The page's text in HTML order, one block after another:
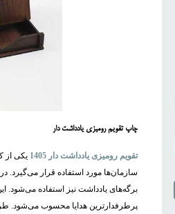
چاپ تقویم رومیزی یادداشت دار
تقویم رومیزی یادداشت دار 1405
یکی از
سازمان‌ها مورد استفاده قرار می‌گیرد. در
برگه‌های یادداشت نیز استفاده می‌شود.
پرطرفدارترین هدایا محسوب می‌شود.